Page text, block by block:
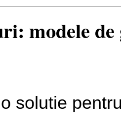
modele
solutie